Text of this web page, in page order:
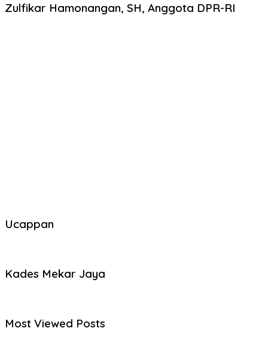
Zulfikar Hamonangan, SH, Anggota DPR-RI
Ucappan
Kades Mekar Jaya
Most Viewed Posts